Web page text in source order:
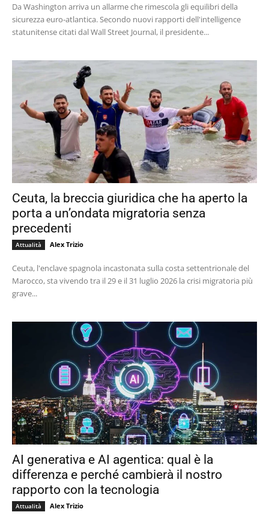
Da Washington arriva un allarme che rimescola gli equilibri della
sicurezza euro-atlantica. Secondo nuovi rapporti dell'intelligence
statunitense citati dal Wall Street Journal, il presidente...
Ceuta, la breccia giuridica che ha aperto la
porta a un’ondata migratoria senza
precedenti
Attualità Alex Trizio
Ceuta, l'enclave spagnola incastonata sulla costa settentrionale del
Marocco, sta vivendo tra il 29 e il 31 luglio 2026 la crisi migratoria più
grave...
AI generativa e AI agentica: qual è la
differenza e perché cambierà il nostro
rapporto con la tecnologia
Attualità Alex Trizio